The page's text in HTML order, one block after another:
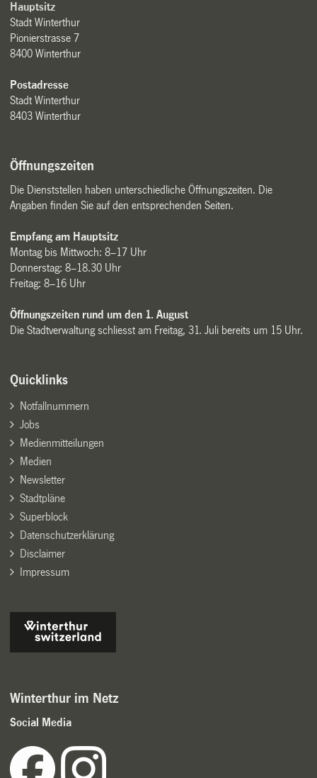
Hauptsitz
Stadt Winterthur
Pionierstrasse 7
8400 Winterthur
Postadresse
Stadt Winterthur
8403 Winterthur
Öffnungszeiten
Die Dienststellen haben unterschiedliche Öffnungszeiten. Die
Angaben finden Sie auf den entsprechenden Seiten.
Empfang am Hauptsitz
Montag bis Mittwoch: 8–17 Uhr
Donnerstag: 8–18.30 Uhr
Freitag: 8–16 Uhr
Öffnungszeiten rund um den 1. August
Die Stadtverwaltung schliesst am Freitag, 31. Juli bereits um 15 Uhr.
Quicklinks
Notfallnummern
Jobs
Medienmitteilungen
Medien
Newsletter
Stadtpläne
Superblock
Datenschutzerklärung
Disclaimer
Impressum
Winterthur im Netz
Social Media